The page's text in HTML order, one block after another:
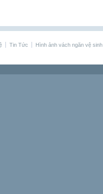
Tin Tức Hình ảnh vách ngăn vệ sinh